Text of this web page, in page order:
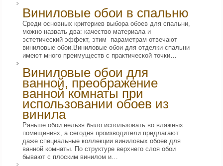
Виниловые обои в спальню
Среди основных критериев выбора обоев для спальни,
можно назвать два: качество материала и
эстетический эффект, этим параметрам отвечают
виниловые обои.Виниловые обои для отделки спальни
имеют много преимуществ с практической точки…
Виниловые обои для
ванной, преображение
ванной комнаты при
использовании обоев из
винила
Раньше обои нельзя было использовать во влажных
помещениях, а сегодня производители предлагают
даже специальные коллекции виниловых обоев для
ванной комнаты. По структуре верхнего слоя обои
бывают с плоским винилом и…